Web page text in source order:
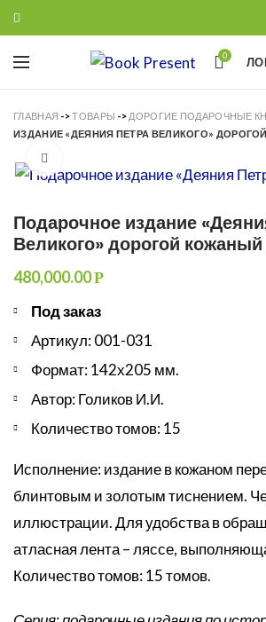
0
ГЛАВНАЯ ->ТОВАРЫ -> ДОРОГИЕ ПОДАРОЧНЫЕ
ИЗДАНИЕ «ДЕЯНИЯ ПЕТРА ВЕЛИКОГО»
Подарочное издание
Великого» дорогой
480,000.00Р
Под заказ
Артикул: 001-031
Формат: 142х205 мм.
Автор: Голиков И.И.
Количество томов: 15
Исполнение: издание в кожаном
блинтовым и золотым тиснением.
иллюстрации. Для удобства в
атласная лента – ляссе,
Количество томов: 15 томов.